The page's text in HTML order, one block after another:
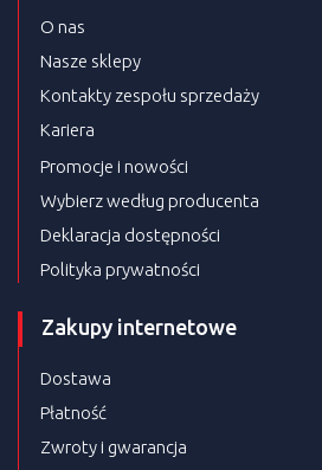
O nas
Nasze sklepy
Kontakty zespołu sprzedaży
Kariera
Promocje i nowości
Wybierz według producenta
Deklaracja dostępności
Polityka prywatności
Zakupy internetowe
Dostawa
Płatność
Zwroty i gwarancja